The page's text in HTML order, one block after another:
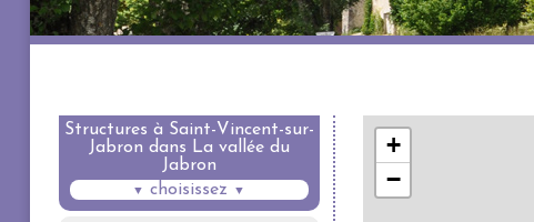
Structures à Saint-Vincent-sur-
Jabron dans La vallée du
Jabron
▼ choisissez ▼